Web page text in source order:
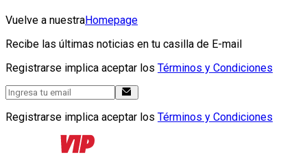
Vuelve a nuestraHomepage
Recibe las últimas noticias en tu casilla de E-mail
Registrarse implica aceptar los Términos y Condiciones
Registrarse implica aceptar los Términos y Condiciones